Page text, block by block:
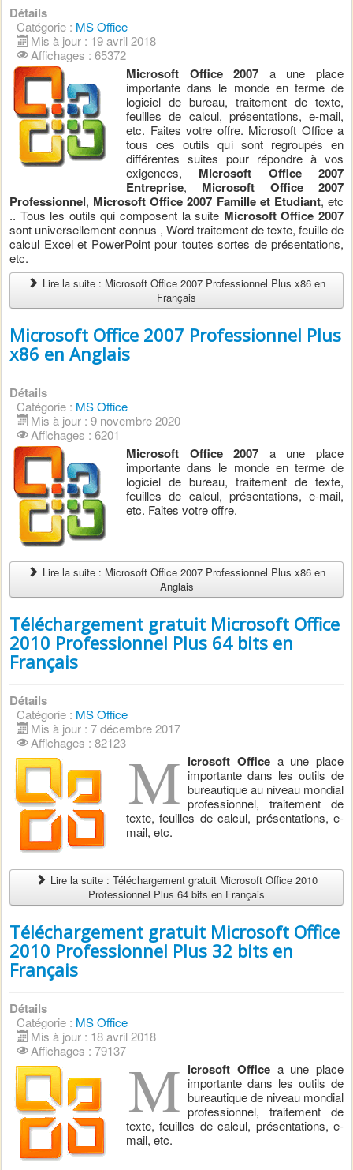
Détails
Catégorie : MS Office
Mis à jour : 19 avril 2018
Affichages : 65372
Microsoft Office 2007 a ​​une place
importante dans le monde en terme de
logiciel de bureau, traitement de texte,
feuilles de calcul, présentations, e-mail,
etc. Faites votre offre. Microsoft Office a
tous ces outils qui sont regroupés en
différentes suites pour répondre à vos
exigences, Microsoft Office 2007
Entreprise, Microsoft Office 2007
Professionnel, Microsoft Office 2007 Famille et Etudiant, etc
.. Tous les outils qui composent la suite Microsoft Office 2007
sont universellement connus , Word traitement de texte, feuille de
calcul Excel et PowerPoint pour toutes sortes de présentations,
etc.
Lire la suite : Microsoft Office 2007 Professionnel Plus x86 en
Français
Microsoft Office 2007 Professionnel Plus
x86 en Anglais
Détails
Catégorie : MS Office
Mis à jour : 9 novembre 2020
Affichages : 6201
Microsoft Office 2007 a ​​une place
importante dans le monde en terme de
logiciel de bureau, traitement de texte,
feuilles de calcul, présentations, e-mail,
etc. Faites votre offre.
Lire la suite : Microsoft Office 2007 Professionnel Plus x86 en
Anglais
Téléchargement gratuit Microsoft Office
2010 Professionnel Plus 64 bits en
Français
Détails
Catégorie : MS Office
Mis à jour : 7 décembre 2017
Affichages : 82123M icrosoft Officea une place
importante dans les outils de
bureautique au niveau mondial
professionnel, traitement de
texte, feuilles de calcul, présentations, e-
mail, etc.
Lire la suite : Téléchargement gratuit Microsoft Office 2010
Professionnel Plus 64 bits en Français
Téléchargement gratuit Microsoft Office
2010 Professionnel Plus 32 bits en
Français
Détails
Catégorie : MS Office
Mis à jour : 18 avril 2018
Affichages : 79137M icrosoft Officea une place
importante dans les outils de
bureautique de niveau mondial
professionnel, traitement de
texte, feuilles de calcul, présentations, e-
mail, etc.